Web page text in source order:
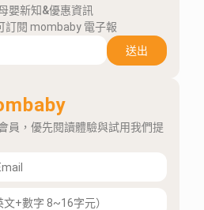
嬰新知&優惠資訊
訂閱 mombaby 電子報
送出
員，優先閱讀體驗與試用我們提